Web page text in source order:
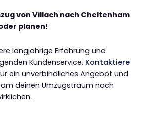
von Villach nach Cheltenham
planen!
langjährige Erfahrung und
Kundenservice. Kontaktiere
ein unverbindliches Angebot und
deinen Umzugstraum nach